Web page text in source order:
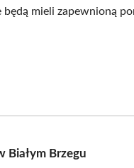
mieli zapewnioną
Białym Brzegu